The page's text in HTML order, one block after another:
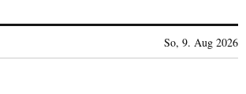
So, 9. Aug 2026